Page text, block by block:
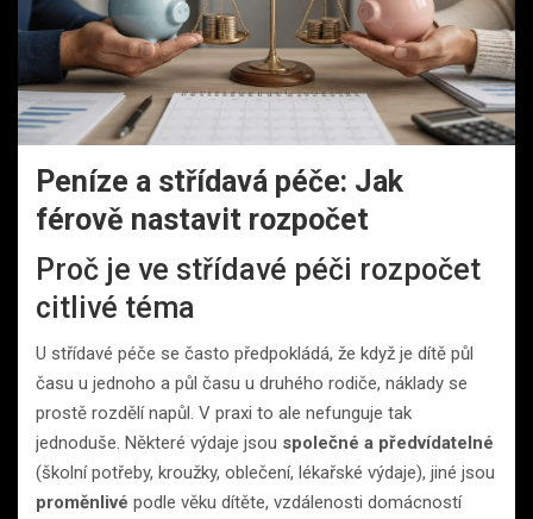
Peníze a střídavá péče: Jak
férově nastavit rozpočet
Proč je ve střídavé péči rozpočet
citlivé téma
U střídavé péče se často předpokládá, že když je dítě půl
času u jednoho a půl času u druhého rodiče, náklady se
prostě rozdělí napůl. V praxi to ale nefunguje tak
jednoduše. Některé výdaje jsou společné a předvídatelné
(školní potřeby, kroužky, oblečení, lékařské výdaje), jiné jsou
proměnlivé podle věku dítěte, vzdálenosti domácností